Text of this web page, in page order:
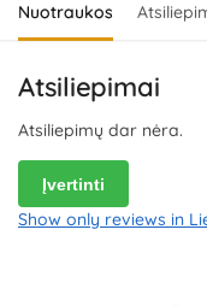
Nuotraukos
Atsiliepimai
Atsiliepimų dar nėra.
Įvertinti
Show only reviews in